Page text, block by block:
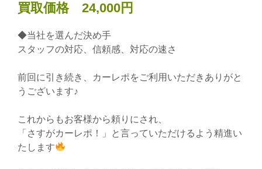
買取価格 24,000円
◆当社を選んだ決め手
スタッフの対応、信頼感、対応の速さ
前回に引き続き、カーレポをご利用いただきありがと
うございます♪
これからもお客様から頼りにされ、
「さすがカーレポ！」と言っていただけるよう精進い
たします